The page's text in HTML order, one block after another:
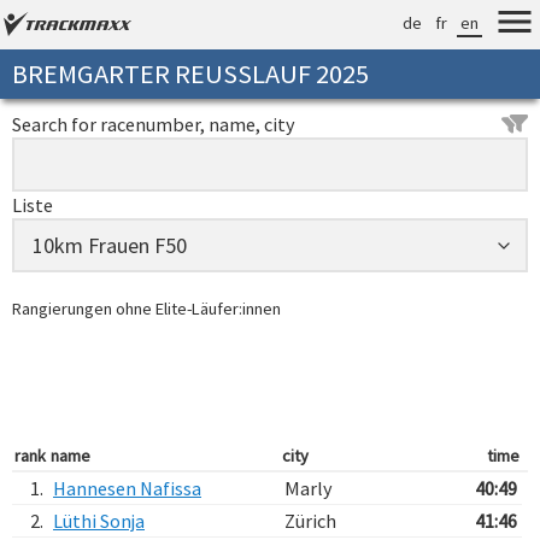
de fr en
BREMGARTER REUSSLAUF 2025
Search for racenumber, name, city
Liste
Rangierungen ohne Elite-Läufer:innen
rank name city time
1. Hannesen Nafissa Marly
40:49
2. Lüthi Sonja Zürich
41:46